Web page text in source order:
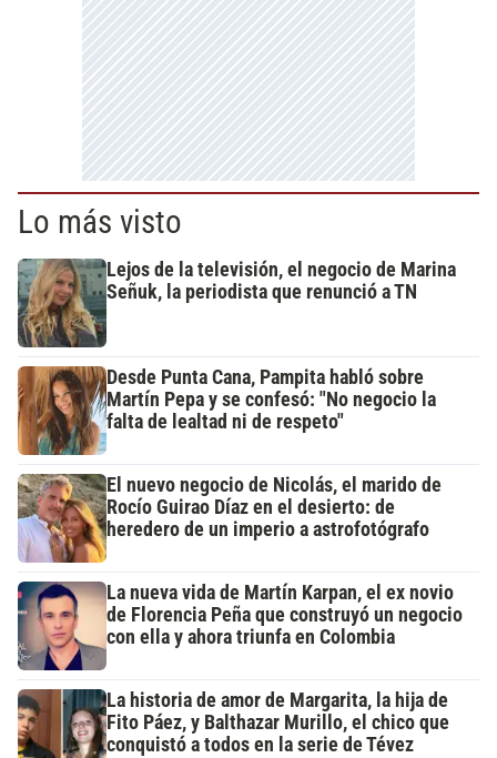
Lo más visto
Lejos de la televisión, el negocio de Marina
Señuk, la periodista que renunció a TN
Desde Punta Cana, Pampita habló sobre
Martín Pepa y se confesó: "No negocio la
falta de lealtad ni de respeto"
El nuevo negocio de Nicolás, el marido de
Rocío Guirao Díaz en el desierto: de
heredero de un imperio a astrofotógrafo
La nueva vida de Martín Karpan, el ex novio
de Florencia Peña que construyó un negocio
con ella y ahora triunfa en Colombia
La historia de amor de Margarita, la hija de
Fito Páez, y Balthazar Murillo, el chico que
conquistó a todos en la serie de Tévez